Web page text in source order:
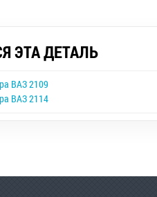
ЭТА ДЕТАЛЬ
ВАЗ 2109
ВАЗ 2114